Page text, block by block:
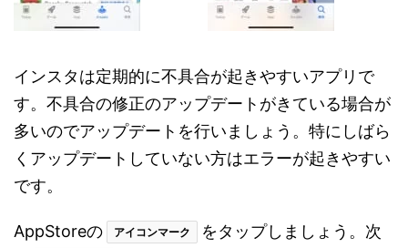
インスタは定期的に不具合が起きやすいアプリで
す。不具合の修正のアップデートがきている場合が
多いのでアップデートを行いましょう。特にしばら
くアップデートしていない方はエラーが起きやすい
です。
AppStoreの アイコンマーク
をタップしましょう。次